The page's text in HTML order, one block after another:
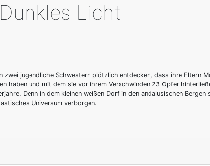
Licht
zwei jugendliche Schwestern plötzlich entdecken, dass ihre Eltern
haben und mit dem sie vor ihrem Verschwinden 23 Opfer
Denn in dem kleinen weißen Dorf in den andalusischen
Universum verborgen.